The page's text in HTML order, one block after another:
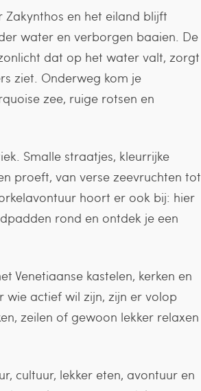
en het eiland blijft
water en verborgen baaien. De
dat op het water valt, zorgt
ziet. Onderweg kom je
zee, ruige rotsen en
Smalle straatjes, kleurrijke
proeft, van verse zeevruchten tot
hoort er ook bij: hier
rond en ontdek je een
Venetiaanse kastelen, kerken en
wie actief wil zijn, zijn er volop
zeilen of gewoon lekker relaxen
cultuur, lekker eten, avontuur en